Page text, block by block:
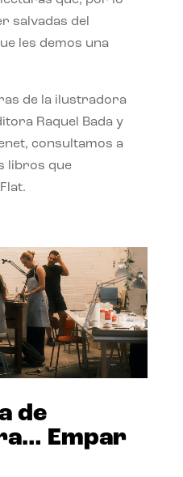
salvadas del
les demos una
de la ilustradora
Raquel Bada y
consultamos a
libros que
de
Empar